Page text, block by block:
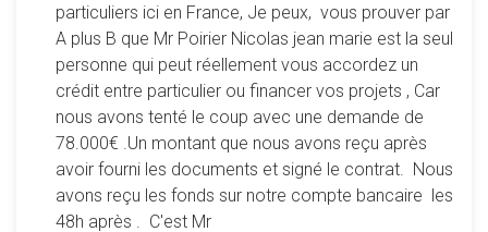
particuliers ici en France, Je peux, vous prouver par
A plus B que Mr Poirier Nicolas jean marie est la seul
personne qui peut réellement vous accordez un
crédit entre particulier ou financer vos projets , Car
nous avons tenté le coup avec une demande de
78.000€ .Un montant que nous avons reçu après
avoir fourni les documents et signé le contrat. Nous
avons reçu les fonds sur notre compte bancaire les
48h après . C'est Mr